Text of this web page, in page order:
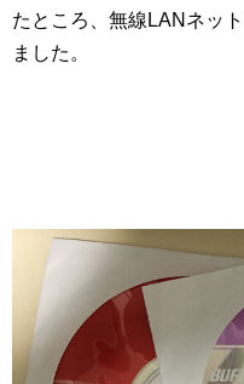
たところ、無線LANネッ
ました。